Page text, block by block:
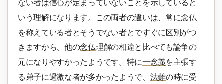
ない者は信心が定まっていないことを示していると
いう理解になります。この両者の違いは、常に念仏
を称えている者とそうでない者とですぐに区別がつ
きますから、他の念仏理解の相違と比べても論争の
元になりやすかったようです。特に一念義を主張す
る弟子に過激な者が多かったようで、 法難の時に受